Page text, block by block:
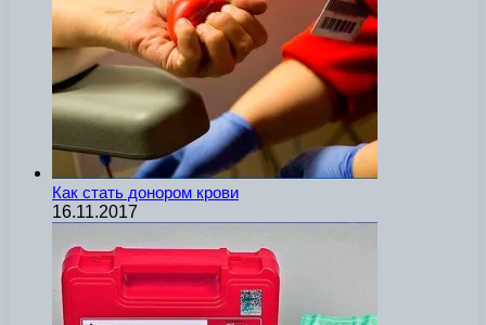
Как стать донором крови
16.11.2017